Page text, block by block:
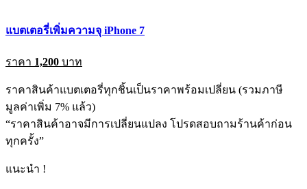
แบตเตอรี่เพิ่มความจุ iPhone 7
ราคา 1,200 บาท
ราคาสินค้าแบตเตอรี่ทุกชิ้นเป็นราคาพร้อมเปลี่ยน (รวมภาษี
มูลค่าเพิ่ม 7% แล้ว)
“ราคาสินค้าอาจมีการเปลี่ยนแปลง โปรดสอบถามร้านค้าก่อน
ทุกครั้ง”
แนะนำ !